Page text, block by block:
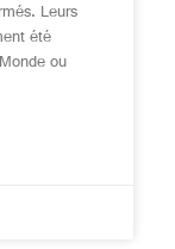
Leurs
été
ou